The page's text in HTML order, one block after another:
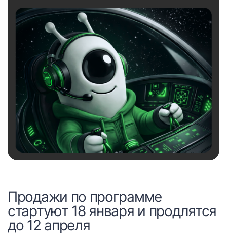
Продажи по программе
стартуют 18 января и продлятся
до 12 апреля